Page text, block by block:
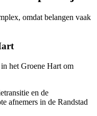
omdat belangen vaak
het Groene Hart om
en de
afnemers in de Randstad